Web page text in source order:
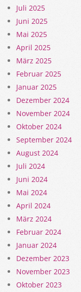
Juli 2025
Juni 2025
Mai 2025
April 2025
März 2025
Februar 2025
Januar 2025
Dezember 2024
November 2024
Oktober 2024
September 2024
August 2024
Juli 2024
Juni 2024
Mai 2024
April 2024
März 2024
Februar 2024
Januar 2024
Dezember 2023
November 2023
Oktober 2023